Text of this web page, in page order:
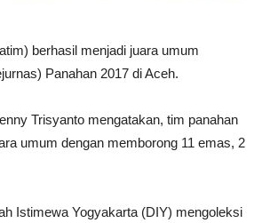
berhasil menjadi juara umum
Panahan 2017 di Aceh.
Trisyanto mengatakan, tim panahan
umum dengan memborong 11 emas, 2
Istimewa Yogyakarta (DIY) mengoleksi